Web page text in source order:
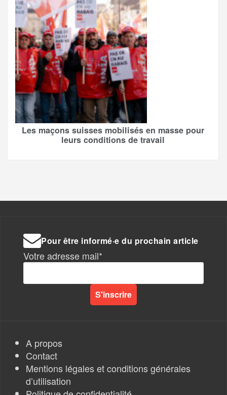
Les maçons suisses mobilisés en masse pour
leurs conditions de travail
Pour être informé·e du prochain article
Votre adresse mail*
A propos
Contact
Mentions légales et conditions générales
d’utilisation